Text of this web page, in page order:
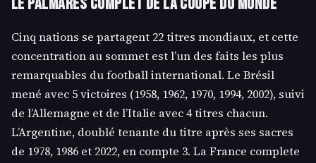
Le palmarès complet de la Coupe du Monde
Cinq nations se partagent 22 titres mondiaux, et cette
concentration au sommet est l’un des faits les plus
remarquables du football international. Le Brésil
mené avec 5 victoires (1958, 1962, 1970, 1994, 2002), suivi
de l’Allemagne et de l’Italie avec 4 titres chacun.
L’Argentine, doublé tenante du titre après ses sacres
de 1978, 1986 et 2022, en compte 3. La France complete